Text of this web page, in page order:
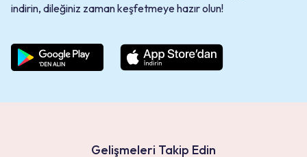
indirin, dileğiniz zaman keşfetmeye hazır olun!
Gelişmeleri Takip Edin